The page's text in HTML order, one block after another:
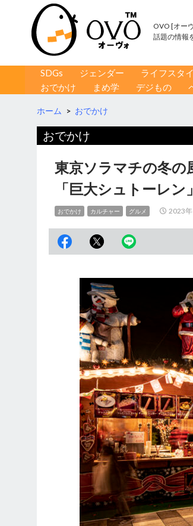
OVO [オー
話題の情報
コンテンツへ移動
SDGs ジェンダー ライフスタ
おでかけ
まめ学 デジもの
ホーム > おでかけ
おでかけ
東京ソラマチの冬
「巨大シュトーレ
おでかけ カルチャー グルメ 2023